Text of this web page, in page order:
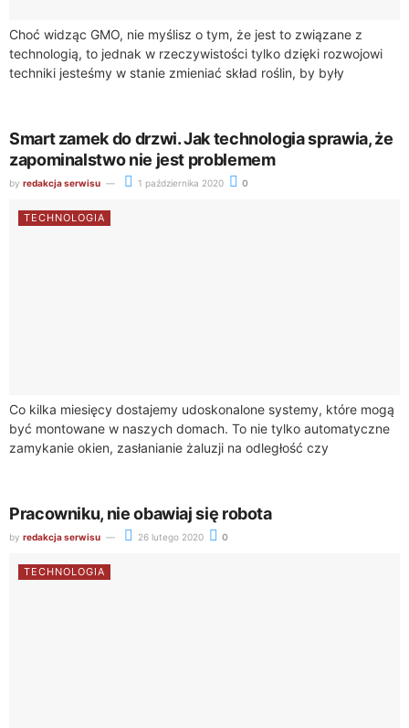
Choć widząc GMO, nie myślisz o tym, że jest to związane z
technologią, to jednak w rzeczywistości tylko dzięki rozwojowi
techniki jesteśmy w stanie zmieniać skład roślin, by były
Smart zamek do drzwi. Jak technologia sprawia, że
zapominalstwo nie jest problemem
by redakcja serwisu 1 października 2020 0
TECHNOLOGIA
Co kilka miesięcy dostajemy udoskonalone systemy, które mogą
być montowane w naszych domach. To nie tylko automatyczne
zamykanie okien, zasłanianie żaluzji na odległość czy
Pracowniku, nie obawiaj się robota
by redakcja serwisu 26 lutego 2020 0
TECHNOLOGIA